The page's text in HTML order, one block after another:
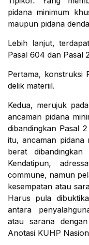
pidana minimum
maupun pidana
Lebih lanjut,
Pasal 604 dan Pasal
Pertama, konstruksi
delik materiil.
Kedua, merujuk
ancaman pidana
dibandingkan Pasal
itu, ancaman pidana
berat
Kendatipun,
commune, namun
kesempatan atau
Harus pula
antara
atau sarana
Anotasi KUHP